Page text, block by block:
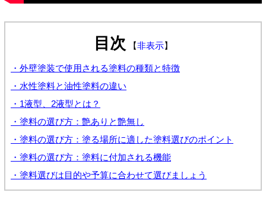
目次 【非表示】
・外壁塗装で使用される塗料の種類と特徴
・水性塗料と油性塗料の違い
・1液型、2液型とは？
・塗料の選び方：艶ありと艶無し
・塗料の選び方：塗る場所に適した塗料選びのポイント
・塗料の選び方：塗料に付加される機能
・塗料選びは目的や予算に合わせて選びましょう